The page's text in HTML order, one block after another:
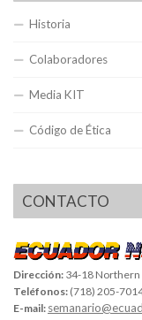
Historia
Colaboradores
Media KIT
Código de Ética
CONTACTO
Dirección: 34-18 Northern
Teléfonos: (718) 205-
E-mail: